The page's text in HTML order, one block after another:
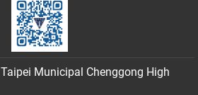
Taipei Municipal Chenggong High